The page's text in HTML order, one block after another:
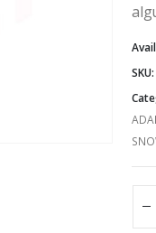
SKU: